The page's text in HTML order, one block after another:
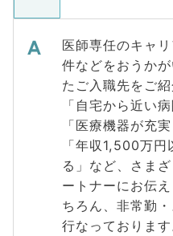
医師専任のキャ
件などをおうか
たご入職先をご
「自宅から近い
「医療機器が充
「年収1,500万
る」など、さま
ートナーにお伝
ちろん、非常勤
行なっております